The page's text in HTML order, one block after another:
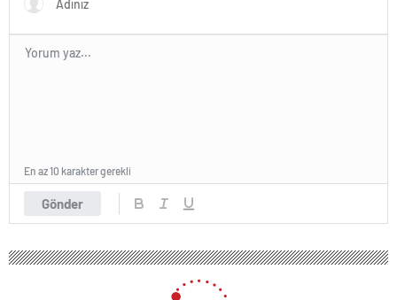
Gönder
En az 10 karakter gerekli